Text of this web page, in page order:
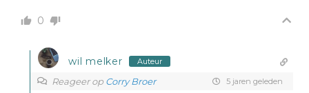
0
wil melker Auteur
Reageer op Corry Broer 5 jaren geleden